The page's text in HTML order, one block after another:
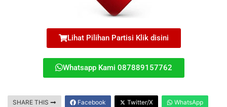
Lihat Pilihan Partisi Klik disini
Whatsapp Kami 087889157762
SHARE THIS Facebook Twitter/X WhatsApp